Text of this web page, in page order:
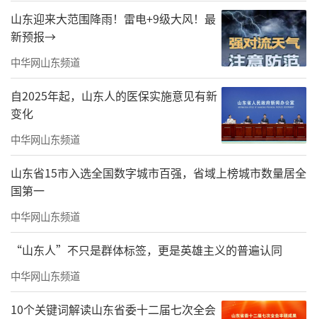
诚邀八方宾朋莅临北海画舫斋，游园中皇
家园林盛景，赏莫氏父子丹青妙笔，于湖光古
建与工笔佳构间静享幽雅墨趣。
莫建成、莫晓松
部分参展作品赏析
山东迎来大范围降雨！雷电+9级大风！最
新预报→
中华网山东频道
自2025年起，山东人的医保实施意见有新
变化
中华网山东频道
山东省15市入选全国数字城市百强，省域上榜城市数量居全
国第一
中华网山东频道
“山东人”不只是群体标签，更是英雄主义的普遍认同
中华网山东频道
10个关键词解读山东省委十二届七次全会